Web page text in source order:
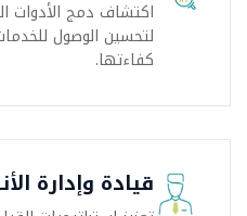
اكتشاف دمج الأدوات
لتحسين الوصول
كفاءتها.
قيادة وإدارة